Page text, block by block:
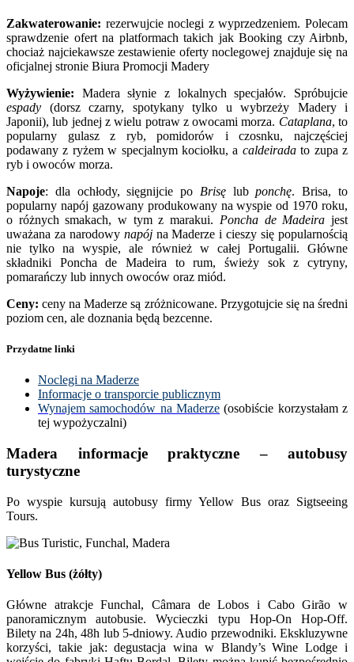
Zakwaterowanie: rezerwujcie noclegi z wyprzedzeniem. Polecam
sprawdzenie ofert na platformach takich jak Booking czy Airbnb,
chociaż najciekawsze zestawienie oferty noclegowej znajduje się na
oficjalnej stronie Biura Promocji Madery
Wyżywienie: Madera słynie z lokalnych specjałów. Spróbujcie
espady (dorsz czarny, spotykany tylko u wybrzeży Madery i
Japonii), lub jednej z wielu potraw z owocami morza. Cataplana, to
popularny gulasz z ryb, pomidorów i czosnku, najczęściej
podawany z ryżem w specjalnym kociołku, a caldeiradato zupa z
ryb i owoców morza.
Napoje: dla ochłody, sięgnijcie po Brisęlubponchę. Brisa, to
popularny napój gazowany produkowany na wyspie od 1970 roku,
o różnych smakach, w tym z marakui. Poncha de Madeira jest
uważana za narodowy napój na Maderze i cieszy się popularnością
nie tylko na wyspie, ale również w całej Portugalii. Główne
składniki Poncha de Madeira to rum, świeży sok z cytryny,
pomarańczy lub innych owoców oraz miód.
Ceny: ceny na Maderze są zróżnicowane. Przygotujcie się na średni
poziom cen, ale doznania będą bezcenne.
Przydatne linki
Noclegi na Maderze
Informacje o transporcie publicznym
Wynajem samochodów na Maderze (osobiście korzystałam z
tej wypożyczalni)
Madera informacje praktyczne – autobusy
turystyczne
Po wyspie kursują autobusy firmy Yellow Bus oraz Sigtseeing
Tours.
Yellow Bus (żółty)
Główne atrakcje Funchal, Câmara de Lobos i Cabo Girão w
panoramicznym autobusie. Wycieczki typu Hop-On Hop-Off.
Bilety na 24h, 48h lub 5-dniowy. Audio przewodniki. Ekskluzywne
korzyści, takie jak: degustacja wina w Blandy’s Wine Lodge i